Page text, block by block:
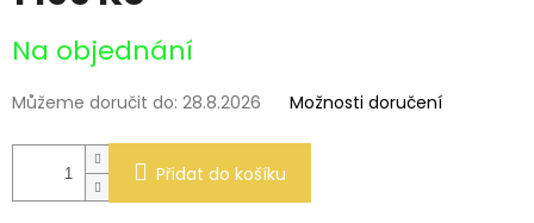
cena:
Na objednání
Můžeme doručit do: 28.8.2026 Možnosti doručení
Přidat do košíku